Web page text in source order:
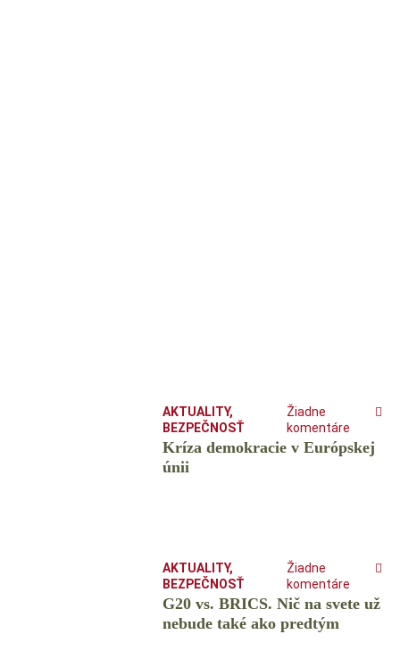
AKTUALITY,
BEZPEČNOSŤ
Žiadne
komentáre
Kríza demokracie v Európskej
únii
AKTUALITY,
BEZPEČNOSŤ
Žiadne
komentáre
G20 vs. BRICS. Nič na svete už
nebude také ako predtým